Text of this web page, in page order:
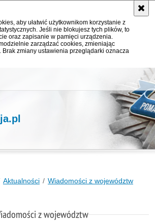
aby ułatwić użytkownikom korzystanie z
Jeśli nie blokujesz tych plików, to
oraz zapisanie w pamięci urządzenia.
zarządzać cookies, zmieniając
zmiany ustawienia przeglądarki oznacza
Aktualności Wiadomości z województw
z województw